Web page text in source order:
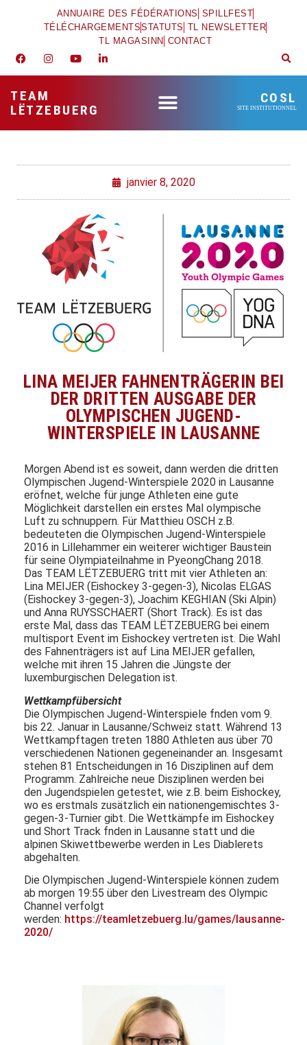
ANNUAIRE DES FÉDÉRATIONS SPILLFEST
TÉLÉCHARGEMENTSSTATUTS TL NEWSLETTER
TL MAGASINN CONTACT
TEAM
LËTZEBUERG
COSL
SITE INSTITUTIONNEL
janvier 8, 2020
LINA MEIJER FAHNENTRÄGERIN BEI
DER DRITTEN AUSGABE DER
OLYMPISCHEN JUGEND-
WINTERSPIELE IN LAUSANNE
Morgen Abend ist es soweit, dann werden die dritten
Olympischen Jugend-Winterspiele 2020 in Lausanne
eröfnet, welche für junge Athleten eine gute
Möglichkeit darstellen ein erstes Mal olympische
Luft zu schnuppern. Für Matthieu OSCH z.B.
bedeuteten die Olympischen Jugend-Winterspiele
2016 in Lillehammer ein weiterer wichtiger Baustein
für seine Olympiateilnahme in PyeongChang 2018.
Das TEAM LËTZEBUERG tritt mit vier Athleten an:
Lina MEIJER (Eishockey 3-gegen-3), Nicolas ELGAS
(Eishockey 3-gegen-3), Joachim KEGHIAN (Ski Alpin)
und Anna RUYSSCHAERT (Short Track). Es ist das
erste Mal, dass das TEAM LËTZEBUERG bei einem
multisport Event im Eishockey vertreten ist. Die Wahl
des Fahnenträgers ist auf Lina MEIJER gefallen,
welche mit ihren 15 Jahren die Jüngste der
luxemburgischen Delegation ist.
Wettkampfübersicht
Die Olympischen Jugend-Winterspiele fnden vom 9.
bis 22. Januar in Lausanne/Schweiz statt. Während 13
Wettkampftagen treten 1880 Athleten aus über 70
verschiedenen Nationen gegeneinander an. Insgesamt
stehen 81 Entscheidungen in 16 Disziplinen auf dem
Programm. Zahlreiche neue Disziplinen werden bei
den Jugendspielen getestet, wie z.B. beim Eishockey,
wo es erstmals zusätzlich ein nationengemischtes 3-
gegen-3-Turnier gibt. Die Wettkämpfe im Eishockey
und Short Track fnden in Lausanne statt und die
alpinen Skiwettbewerbe werden in Les Diablerets
abgehalten.
Die Olympischen Jugend-Winterspiele können zudem
ab morgen 19:55 über den Livestream des Olympic
Channel verfolgt
werden: https://teamletzebuerg.lu/games/lausanne-
2020/